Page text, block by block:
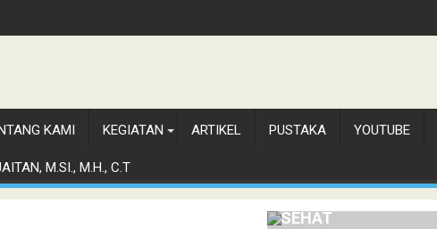
KAMI KEGIATAN ARTIKEL PUSTAKA YOUTUBE
M.SI., M.H., C.T
PERTEMANAN YANG
SEHAT